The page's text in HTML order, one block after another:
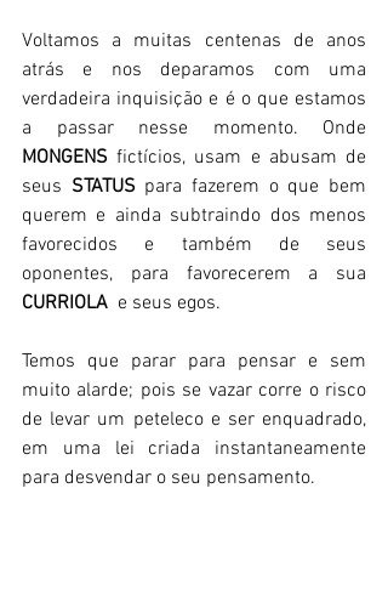
Voltamos a muitas centenas de anos
atrás e nos deparamos com uma
verdadeira inquisição e é o que estamos
MONGENS fictícios, usam e abusam de
seus STATUS para fazerem o que bem
querem e ainda subtraindo dos menos
favorecidos e também de seus
CURRIOLA
  e seus egos.
Temos que parar para pensar e sem
muito alarde; pois se vazar corre o risco
de levar um peteleco e ser enquadrado,
em uma lei criada instantaneamente
para desvendar o seu pensamento.